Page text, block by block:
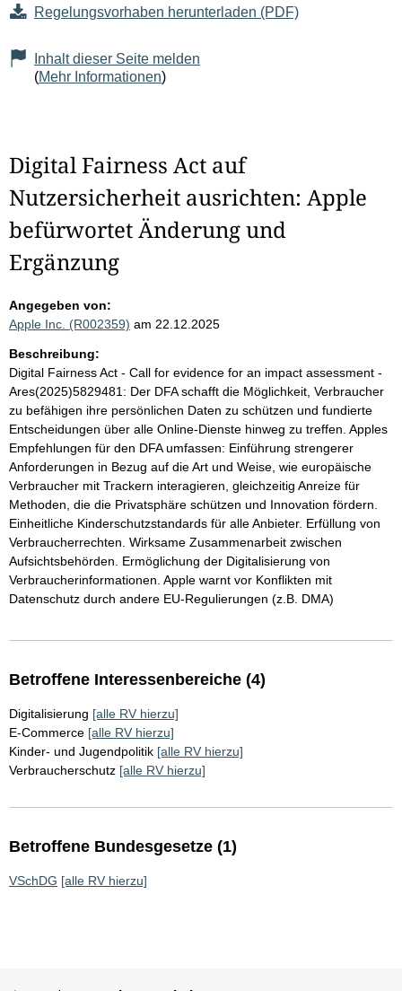
Regelungsvorhaben herunterladen (PDF)
Inhalt dieser Seite melden
(Mehr Informationen)
Digital Fairness Act auf
Nutzersicherheit ausrichten: Apple
befürwortet Änderung und
Ergänzung
Angegeben von:
Apple Inc. (R002359) am 22.12.2025
Beschreibung:
Digital Fairness Act - Call for evidence for an impact assessment -
Ares(2025)5829481: Der DFA schafft die Möglichkeit, Verbraucher
zu befähigen ihre persönlichen Daten zu schützen und fundierte
Entscheidungen über alle Online-Dienste hinweg zu treffen. Apples
Empfehlungen für den DFA umfassen: Einführung strengerer
Anforderungen in Bezug auf die Art und Weise, wie europäische
Verbraucher mit Trackern interagieren, gleichzeitig Anreize für
Methoden, die die Privatsphäre schützen und Innovation fördern.
Einheitliche Kinderschutzstandards für alle Anbieter. Erfüllung von
Verbraucherrechten. Wirksame Zusammenarbeit zwischen
Aufsichtsbehörden. Ermöglichung der Digitalisierung von
Verbraucherinformationen. Apple warnt vor Konflikten mit
Datenschutz durch andere EU-Regulierungen (z.B. DMA)
Betroffene Interessenbereiche (4)
Digitalisierung [alle RV hierzu]
E-Commerce [alle RV hierzu]
Kinder- und Jugendpolitik [alle RV hierzu]
Verbraucherschutz [alle RV hierzu]
Betroffene Bundesgesetze (1)
VSchDG [alle RV hierzu]